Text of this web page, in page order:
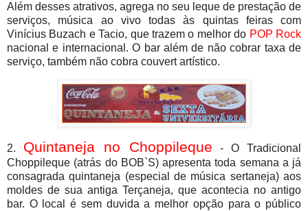
Além desses atrativos, agrega no seu leque de prestação de
serviços, música ao vivo todas às quintas feiras com
Vinícius Buzach e Tacio, que trazem o melhor do POP Rock
nacional e internacional. O bar além de não cobrar taxa de
serviço, também não cobra couvert artístico.
2. Quintaneja no Choppileque - O Tradicional
Choppileque (atrás do BOB`S) apresenta toda semana a já
consagrada quintaneja (especial de música sertaneja) aos
moldes de sua antiga Terçaneja, que acontecia no antigo
bar. O local é sem duvida a melhor opção para o público